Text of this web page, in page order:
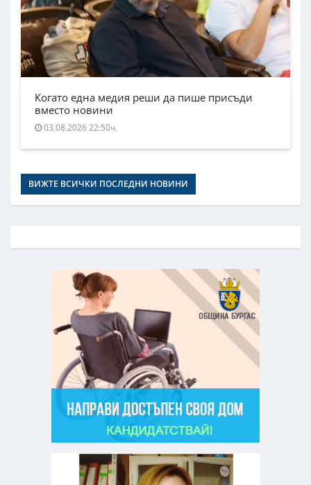
Когато една медия реши да пише присъди
вместо новини
03.08.2026 22:50ч.
ВИЖТЕ ВСИЧКИ ПОСЛЕДНИ НОВИНИ